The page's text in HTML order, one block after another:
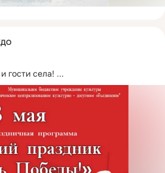
гости села! ...